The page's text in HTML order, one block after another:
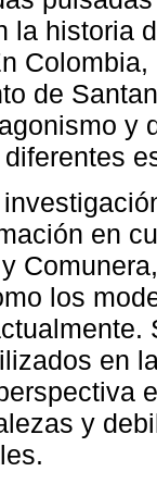
la historia
de
y
en
los
en
y